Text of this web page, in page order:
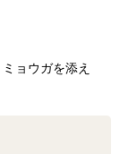
ョウガを添え